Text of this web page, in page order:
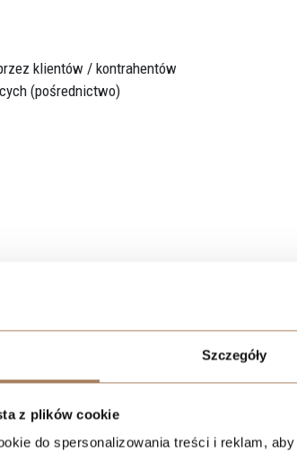
Szczegóły
z plików cookie
do spersonalizowania treści i reklam,
klientów / kontrahentów
(pośrednictwo)
/ Instagram)